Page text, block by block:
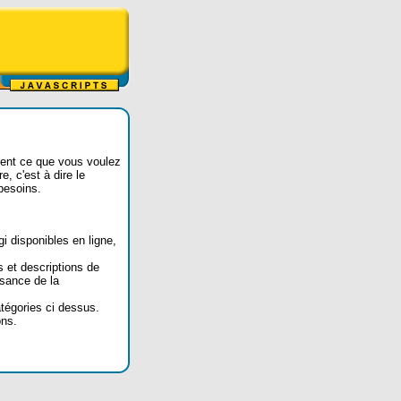
ce que vous voulez
c'est à dire le
disponibles en ligne,
et descriptions de
de la
ci dessus.